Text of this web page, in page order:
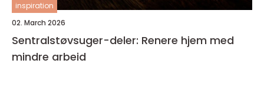
inspiration
02. March 2026
Sentralstøvsuger-deler: Renere hjem med
mindre arbeid